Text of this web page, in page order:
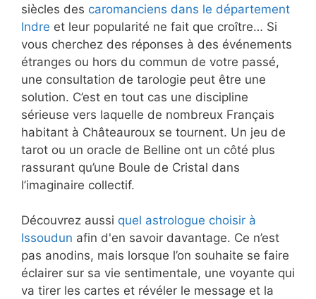
siècles des caromanciens dans le département
Indre et leur popularité ne fait que croître… Si
vous cherchez des réponses à des événements
étranges ou hors du commun de votre passé,
une consultation de tarologie peut être une
solution. C’est en tout cas une discipline
sérieuse vers laquelle de nombreux Français
habitant à Châteauroux se tournent. Un jeu de
tarot ou un oracle de Belline ont un côté plus
rassurant qu’une Boule de Cristal dans
l’imaginaire collectif.
Découvrez aussi quel astrologue choisir à
Issoudun afin d'en savoir davantage. Ce n’est
pas anodins, mais lorsque l’on souhaite se faire
éclairer sur sa vie sentimentale, une voyante qui
va tirer les cartes et révéler le message et la